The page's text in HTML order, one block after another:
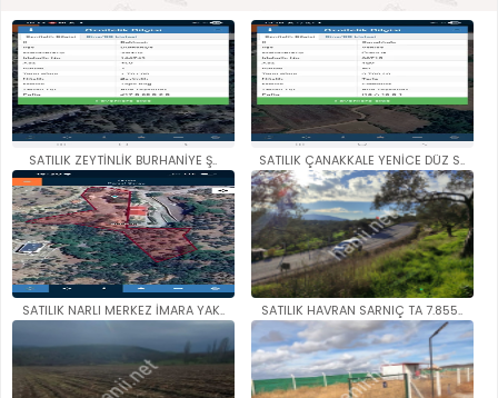
SATILIK ZEYTİNLİK BURHANİYE Ş.. SATILIK ÇANAKKALE YENİCE DÜZ S..
SATILIK NARLI MERKEZ İMARA YAK.. SATILIK HAVRAN SARNIÇ TA 7.855..